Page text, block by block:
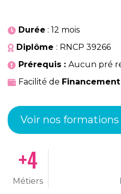
Durée : 12 mois
Diplôme : RNCP 39266
Prérequis : Aucun pré
Facilité de Financement
Voir nos formations
+6
Métiers